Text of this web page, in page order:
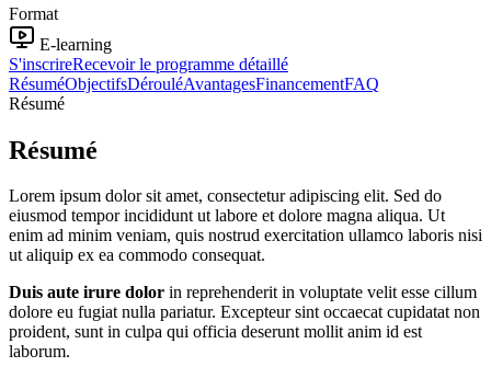
Format
E-learning
S'inscrireRecevoir le programme détaillé
RésuméObjectifsDérouléAvantagesFinancementFAQ
Résumé
Résumé
Lorem ipsum dolor sit amet, consectetur adipiscing elit. Sed do
eiusmod tempor incididunt ut labore et dolore magna aliqua. Ut
enim ad minim veniam, quis nostrud exercitation ullamco laboris nisi
ut aliquip ex ea commodo consequat.
Duis aute irure dolor in reprehenderit in voluptate velit esse cillum
dolore eu fugiat nulla pariatur. Excepteur sint occaecat cupidatat non
proident, sunt in culpa qui officia deserunt mollit anim id est
laborum.